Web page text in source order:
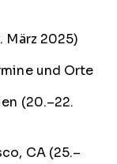
März 2025)
und Orte
(20.–22.
CA (25.–